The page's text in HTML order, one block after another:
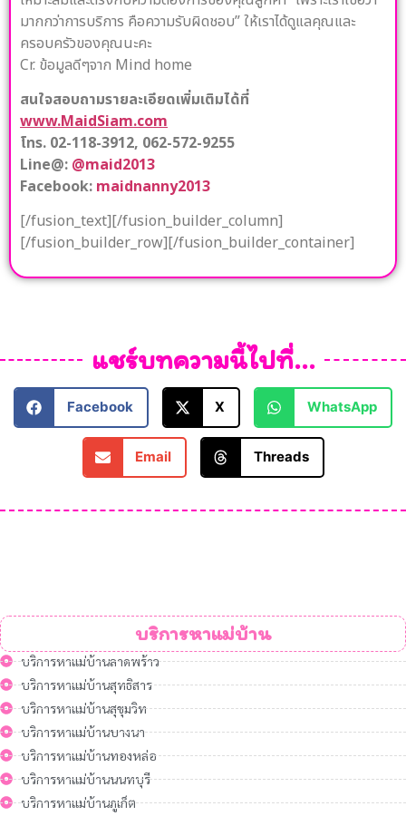
มากกว่าการบริการ คือความรับผิดชอบ” ให้เราได้ดูแลคุณและ
ครอบครัวของคุณนะคะ
Cr. ข้อมูลดีๆจาก Mind home
สนใจสอบถามรายละเอียดเพิ่มเติมได้ที่
www.MaidSiam.com
โทร. 02-118-3912, 062-572-9255
Line@: @maid2013
Facebook: maidnanny2013
[/fusion_text][/fusion_builder_column]
[/fusion_builder_row][/fusion_builder_container]
แชร์บทความนี้ไปที่...
Facebook X WhatsApp
Email Threads
บริการหาแม่บ้าน
บริการหาแม่บ้านลาดพร้าว
บริการหาแม่บ้านสุทธิสาร
บริการหาแม่บ้านสุขุมวิท
บริการหาแม่บ้านบางนา
บริการหาแม่บ้านทองหล่อ
บริการหาแม่บ้านนนทบุรี
บริการหาแม่บ้านภูเก็ต